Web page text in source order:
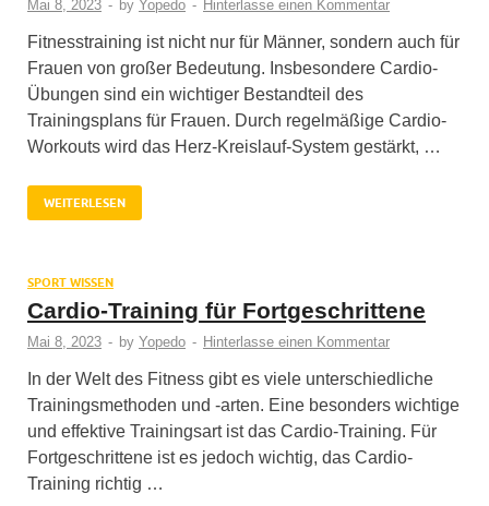
Mai 8, 2023 - by Yopedo - Hinterlasse einen Kommentar
Fitnesstraining ist nicht nur für Männer, sondern auch für
Frauen von großer Bedeutung. Insbesondere Cardio-
Übungen sind ein wichtiger Bestandteil des
Trainingsplans für Frauen. Durch regelmäßige Cardio-
Workouts wird das Herz-Kreislauf-System gestärkt, …
WEITERLESEN
SPORT WISSEN
Cardio-Training für Fortgeschrittene
Mai 8, 2023 - by Yopedo - Hinterlasse einen Kommentar
In der Welt des Fitness gibt es viele unterschiedliche
Trainingsmethoden und -arten. Eine besonders wichtige
und effektive Trainingsart ist das Cardio-Training. Für
Fortgeschrittene ist es jedoch wichtig, das Cardio-
Training richtig …